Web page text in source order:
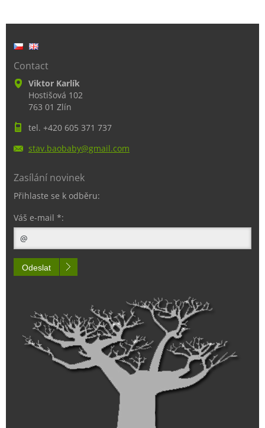
Contact
Viktor Karlík
Hostišová 102
763 01 Zlín
tel. +420 605 371 737
stav.baobaby@gmail.com
Zasílání novinek
Přihlaste se k odběru:
Váš e-mail *:
Odeslat